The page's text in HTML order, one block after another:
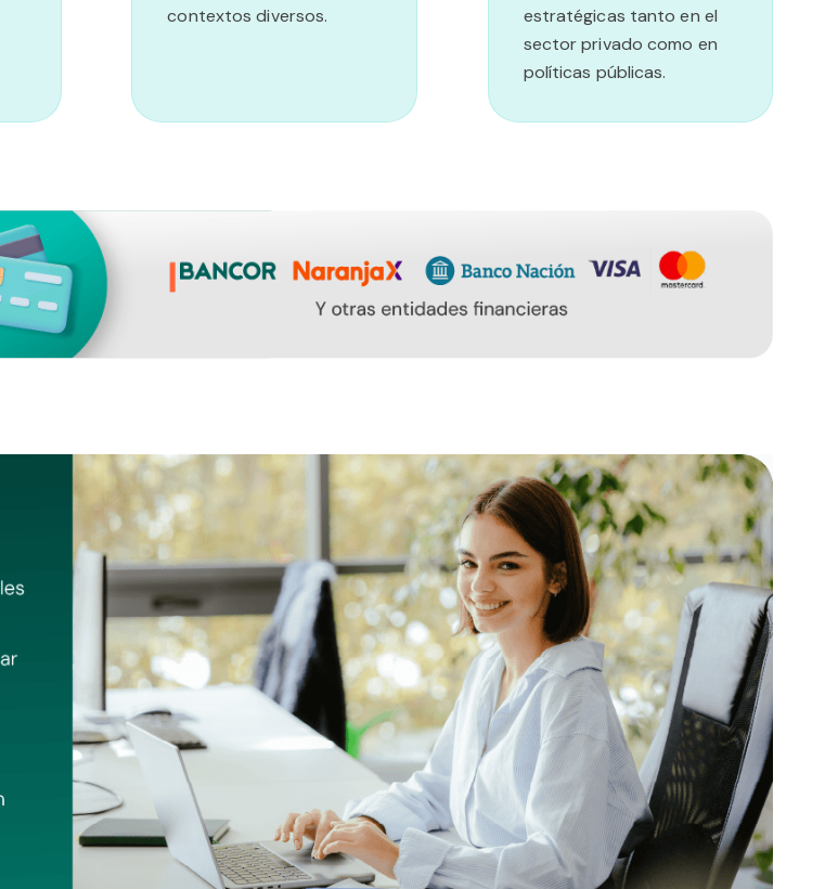
contextos diversos.
estratégicas tanto en el
sector privado como en
políticas públicas.